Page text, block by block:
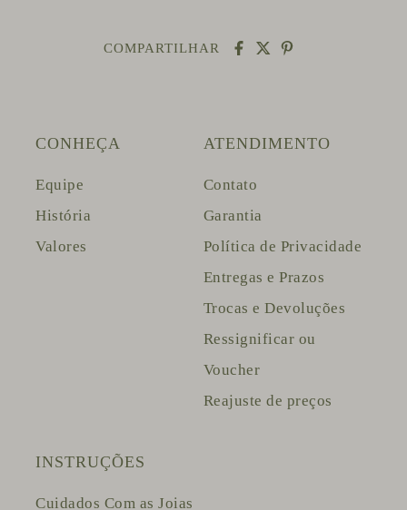
COMPARTILHAR
CONHEÇA
Equipe
História
Valores
ATENDIMENTO
Contato
Garantia
Política de Privacidade
Entregas e Prazos
Trocas e Devoluções
Ressignificar ou
Voucher
Reajuste de preços
INSTRUÇÕES
Cuidados Com as Joias